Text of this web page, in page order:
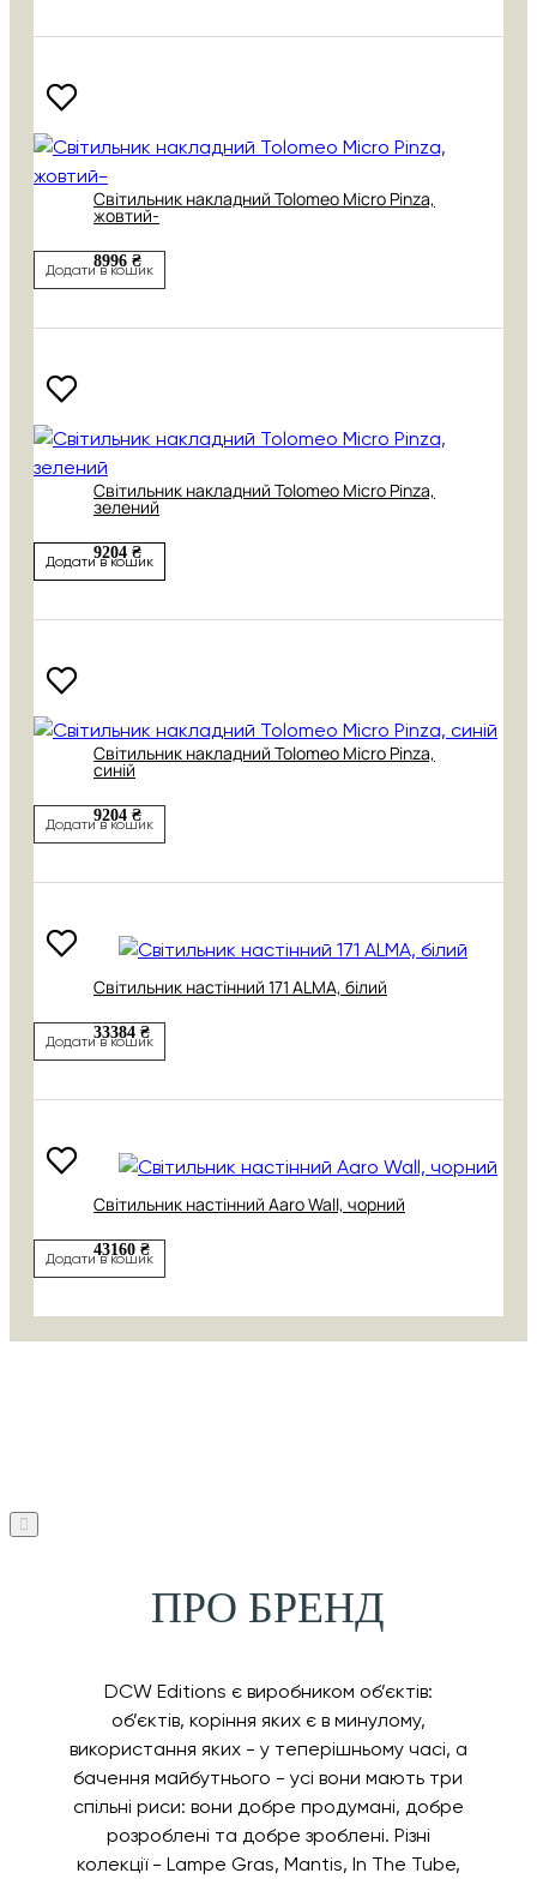
Світильник накладний Tolomeo Micro Pinza,
жовтий-
8996 ₴
Додати в кошик
Світильник накладний Tolomeo Micro Pinza,
зелений
9204 ₴
Додати в кошик
Світильник накладний Tolomeo Micro Pinza,
синій
9204 ₴
Додати в кошик
Світильник настінний 171 АLMA, білий
33384 ₴
Додати в кошик
Світильник настінний Aaro Wall, чорний
43160 ₴
Додати в кошик
ПРО БРЕНД
DCW Editions є виробником об’єктів:
об’єктів, коріння яких є в минулому,
використання яких - у теперішньому часі, а
бачення майбутнього - усі вони мають три
спільні риси: вони добре продумані, добре
розроблені та добре зроблені. Різні
колекції - Lampe Gras, Mantis, In The Tube,